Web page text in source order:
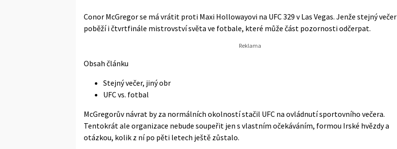
Conor McGregor se má vrátit proti Maxi Hollowayovi na UFC 329 v Las Vegas. Jenže stejný večer
poběží i čtvrtfinále mistrovství světa ve fotbale, které může část pozornosti odčerpat.
Obsah článku
Stejný večer, jiný obr
UFC vs. fotbal
McGregorův návrat by za normálních okolností stačil UFC na ovládnutí sportovního večera.
Tentokrát ale organizace nebude soupeřit jen s vlastním očekáváním, formou Irské hvězdy a
otázkou, kolik z ní po pěti letech ještě zůstalo.